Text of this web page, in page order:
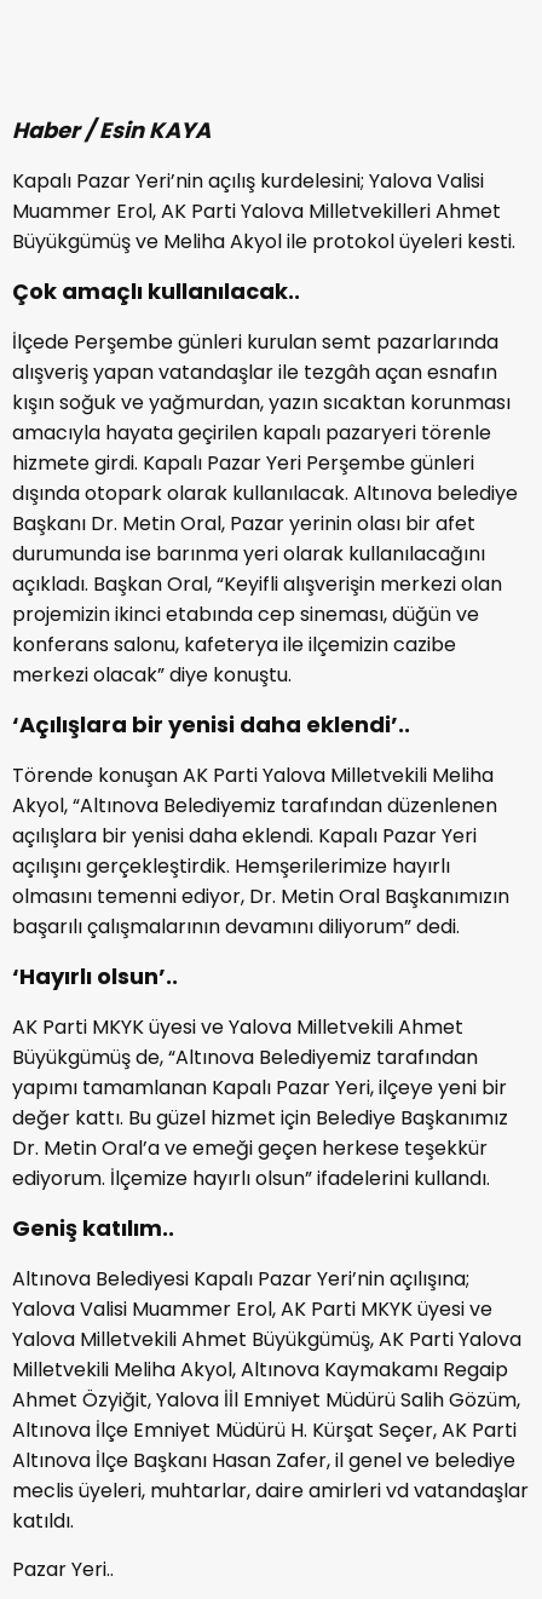
Haber / Esin KAYA
Kapalı Pazar Yeri’nin açılış kurdelesini; Yalova Valisi
Muammer Erol, AK Parti Yalova Milletvekilleri Ahmet
Büyükgümüş ve Meliha Akyol ile protokol üyeleri kesti.
Çok amaçlı kullanılacak..
İlçede Perşembe günleri kurulan semt pazarlarında
alışveriş yapan vatandaşlar ile tezgâh açan esnafın
kışın soğuk ve yağmurdan, yazın sıcaktan korunması
amacıyla hayata geçirilen kapalı pazaryeri törenle
hizmete girdi. Kapalı Pazar Yeri Perşembe günleri
dışında otopark olarak kullanılacak. Altınova belediye
Başkanı Dr. Metin Oral, Pazar yerinin olası bir afet
durumunda ise barınma yeri olarak kullanılacağını
açıkladı. Başkan Oral, “Keyifli alışverişin merkezi olan
projemizin ikinci etabında cep sineması, düğün ve
konferans salonu, kafeterya ile ilçemizin cazibe
merkezi olacak” diye konuştu.
‘Açılışlara bir yenisi daha eklendi’..
Törende konuşan AK Parti Yalova Milletvekili Meliha
Akyol, “Altınova Belediyemiz tarafından düzenlenen
açılışlara bir yenisi daha eklendi. Kapalı Pazar Yeri
açılışını gerçekleştirdik. Hemşerilerimize hayırlı
olmasını temenni ediyor, Dr. Metin Oral Başkanımızın
başarılı çalışmalarının devamını diliyorum” dedi.
‘Hayırlı olsun’..
AK Parti MKYK üyesi ve Yalova Milletvekili Ahmet
Büyükgümüş de, “Altınova Belediyemiz tarafından
yapımı tamamlanan Kapalı Pazar Yeri, ilçeye yeni bir
değer kattı. Bu güzel hizmet için Belediye Başkanımız
Dr. Metin Oral’a ve emeği geçen herkese teşekkür
ediyorum. İlçemize hayırlı olsun” ifadelerini kullandı.
Geniş katılım..
Altınova Belediyesi Kapalı Pazar Yeri’nin açılışına;
Yalova Valisi Muammer Erol, AK Parti MKYK üyesi ve
Yalova Milletvekili Ahmet Büyükgümüş, AK Parti Yalova
Milletvekili Meliha Akyol, Altınova Kaymakamı Regaip
Ahmet Özyiğit, Yalova İİl Emniyet Müdürü Salih Gözüm,
Altınova İlçe Emniyet Müdürü H. Kürşat Seçer, AK Parti
Altınova İlçe Başkanı Hasan Zafer, il genel ve belediye
meclis üyeleri, muhtarlar, daire amirleri vd vatandaşlar
katıldı.
Pazar Yeri..